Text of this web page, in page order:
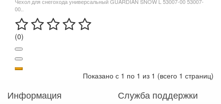
00..
(0)
Показано с 1 по 1 из 1 (всего 1 страниц)
Информация Служба поддержки